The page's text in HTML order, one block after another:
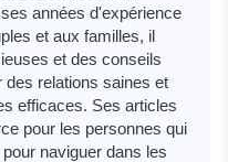
années d'expérience
et aux familles, il
et des conseils
des relations saines et
efficaces. Ses articles
pour les personnes qui
naviguer dans les